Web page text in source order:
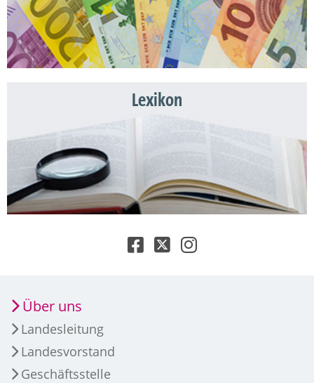
Lexikon
Über uns
Landesleitung
Landesvorstand
Geschäftsstelle